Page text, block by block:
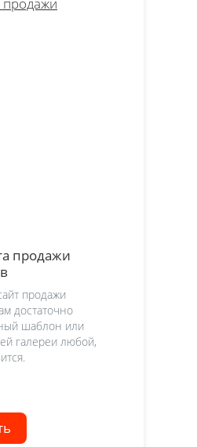
продажи
продажи
достаточно
шаблон или
галереи любой,